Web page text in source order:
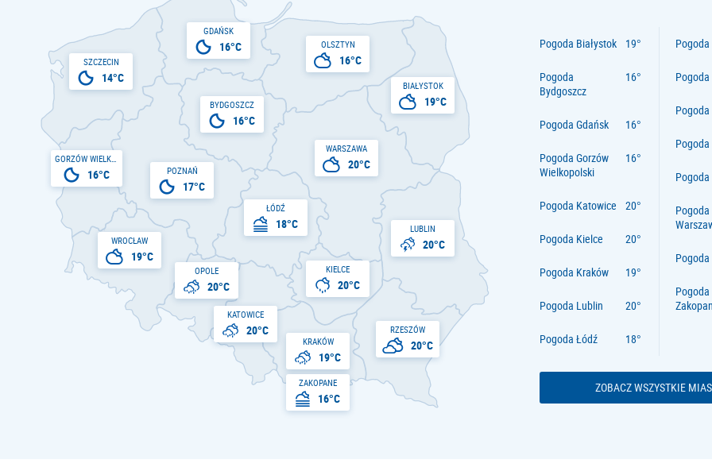
BIAŁYSTOK
19°C
BYDGOSZCZ
16°C
GDAŃSK
16°C
16°C
KATOWICE
20°C
KIELCE
20°C
KRAKÓW
19°C
LUBLIN
20°C
ŁÓDŹ
18°C
OLSZTYN
16°C
OPOLE
20°C
POZNAŃ
17°C
RZESZÓW
20°C
SZCZECIN
14°C
WARSZAWA
20°C
WROCŁAW
19°C
ZAKOPANE
16°C
Pogoda Białystok
Pogoda
Bydgoszcz
Pogoda Gdańsk
Pogoda Gorzów
Wielkopolski
Pogoda Katowice
Pogoda Kielce
Pogoda Kraków
Pogoda Lublin
Pogoda Łódź
Pogoda
Pogoda
Pogoda
ZOBACZ WSZYSTKIE